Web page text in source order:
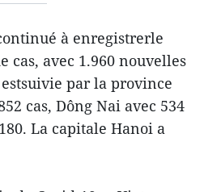
à enregistrerle
cas, avec 1.960 nouvelles
par la province
cas, Dông Nai avec 534
La capitale Hanoi a